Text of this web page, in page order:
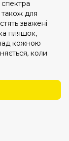
для
зважені
пляшок,
кожною
коли